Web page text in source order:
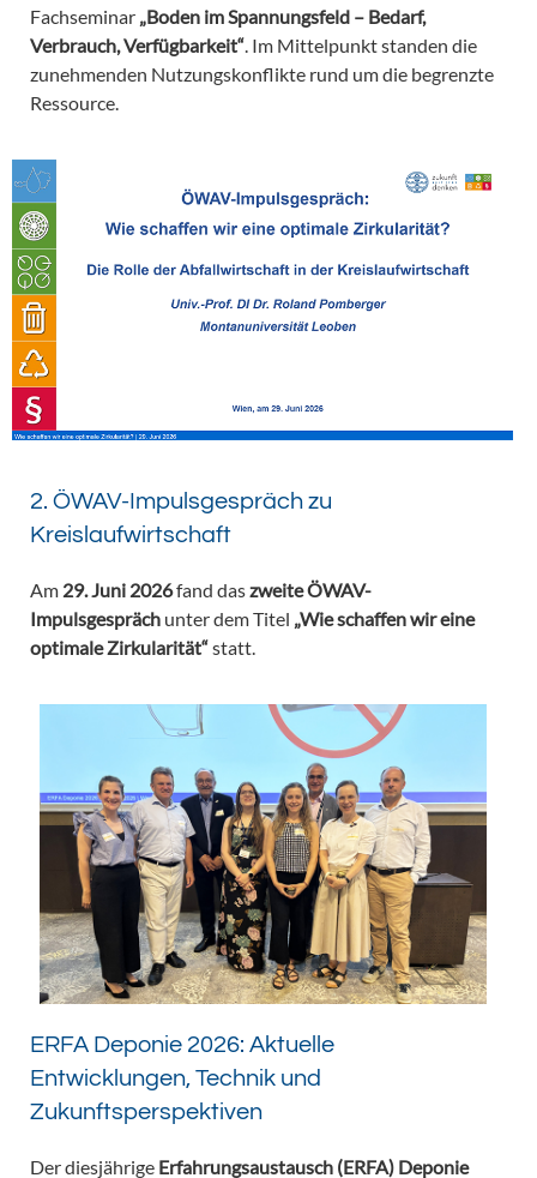
Fachseminar „Boden im Spannungsfeld – Bedarf,
Verbrauch, Verfügbarkeit“ . Im Mittelpunkt standen die
zunehmenden Nutzungskonflikte rund um die begrenzte
Ressource.
2. ÖWAV-Impulsgespräch zu
Kreislaufwirtschaft
Am 29. Juni 2026fand daszweite ÖWAV-
Impulsgespräch unter dem Titel „Wie schaffen wir eine
optimale Zirkularität“statt.
ERFA Deponie 2026: Aktuelle
Entwicklungen, Technik und
Zukunftsperspektiven
Der diesjährige Erfahrungsaustausch (ERFA) Deponie